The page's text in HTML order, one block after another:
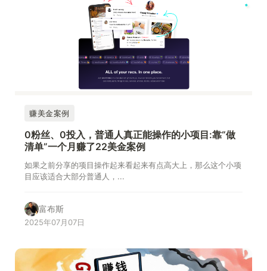
赚美金案例
0粉丝、0投入，普通人真正能操作的小项目:靠“做
清单”一个月赚了22美金案例
如果之前分享的项目操作起来看起来有点高大上，那么这个小项
目应该适合大部分普通人，...
富布斯
2025年07月07日